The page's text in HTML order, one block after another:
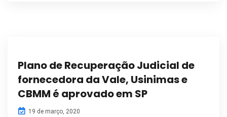
Plano de Recuperação Judicial de
fornecedora da Vale, Usinimas e
CBMM é aprovado em SP
19 de março, 2020